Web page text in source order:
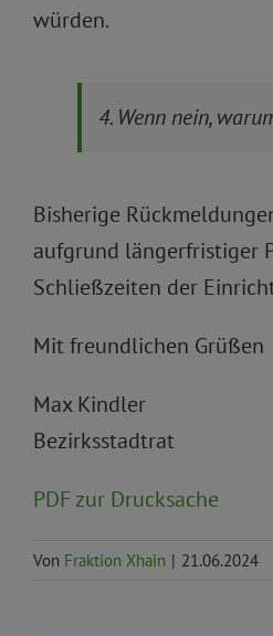
würden.
4. Wenn nein,
Bisherige
aufgrund längerfristiger
Schließzeiten der
Mit freundlichen Grüßen
Max Kindler
Bezirksstadtrat
PDF zur Drucksache
Von Fraktion Xhain | 21.06.2024